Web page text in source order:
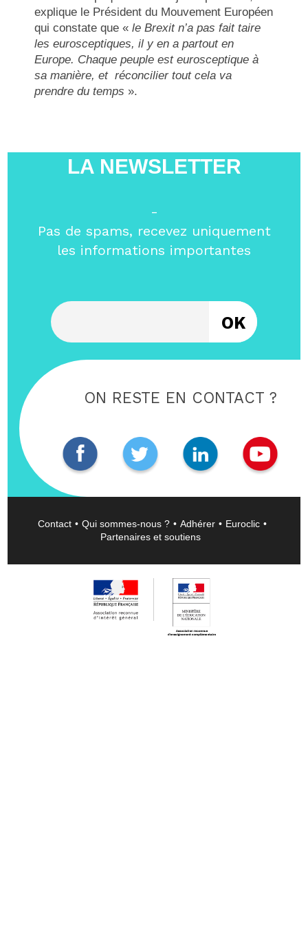
explique le Président du Mouvement Européen
qui constate que «le Brexit n’a pas fait taire
les eurosceptiques, il y en a partout en
Europe. Chaque peuple est eurosceptique à
sa manière, et réconcilier tout cela va
prendre du temps ».
LA NEWSLETTER
-
Pas de spams, recevez uniquement
les informations importantes
ON RESTE EN CONTACT ?
Contact Qui sommes-nous ? Adhérer
Euroclic
Partenaires et soutiens